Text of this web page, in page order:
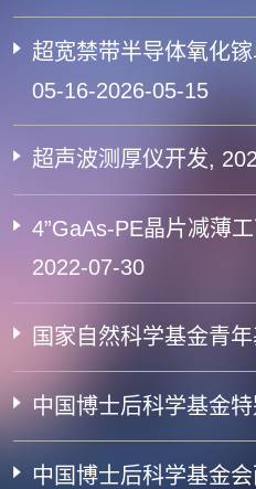
超宽禁带半导体氧化
05-16-2026-05-15
超声波测厚仪开发,
4”GaAs-PE晶片减薄
2022-07-30
国家自然科学基金青
中国博士后科学基金
中国博士后科学基金